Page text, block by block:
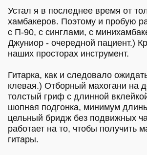
Устал я в последнее время от
хамбакеров. Поэтому и пробую
с П-90, с синглами, с
Джуниор - очередной пациент.)
наших просторах инструмент.
Гитарка, как и следовало
клевая.) Отборный махогани на
толстый гриф с длинной
шопная подгонка, минимум
цельный бридж без подвижных
работает на то, чтобы получить
гитары.